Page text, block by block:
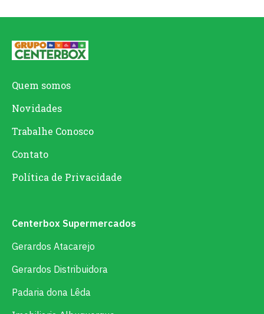
Quem somos
Novidades
Trabalhe Conosco
Contato
Política de Privacidade
Centerbox Supermercados
Gerardos Atacarejo
Gerardos Distribuidora
Padaria dona Lêda